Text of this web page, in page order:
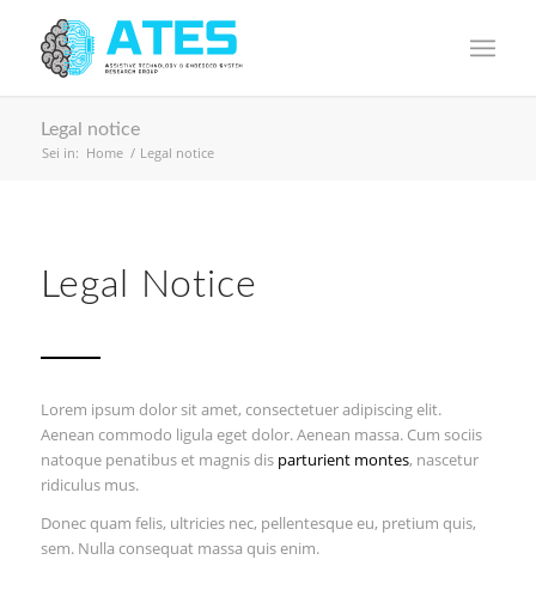
Legal notice
Sei in: Home / Legal notice
Legal Notice
Lorem ipsum dolor sit amet, consectetuer adipiscing elit.
Aenean commodo ligula eget dolor. Aenean massa. Cum sociis
natoque penatibus et magnis dis parturient montes, nascetur
ridiculus mus.
Donec quam felis, ultricies nec, pellentesque eu, pretium quis,
sem. Nulla consequat massa quis enim.